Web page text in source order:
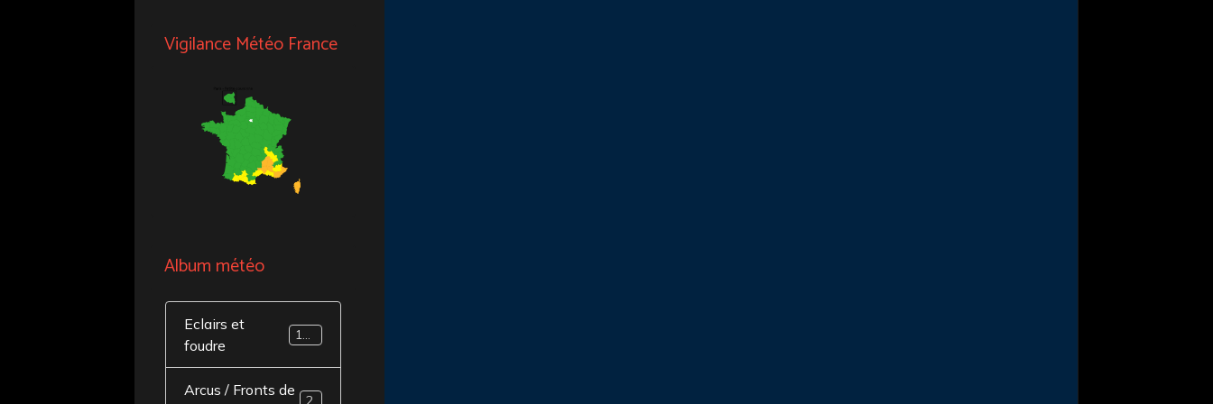
Vigilance Météo France
Album météo
Eclairs et
foudre
141
Arcus / Fronts de